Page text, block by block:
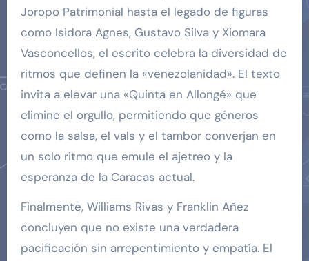
Joropo Patrimonial hasta el legado de figuras
como Isidora Agnes, Gustavo Silva y Xiomara
Vasconcellos, el escrito celebra la diversidad de
ritmos que definen la «venezolanidad». El texto
invita a elevar una «Quinta en Allongé» que
elimine el orgullo, permitiendo que géneros
como la salsa, el vals y el tambor converjan en
un solo ritmo que emule el ajetreo y la
esperanza de la Caracas actual.
Finalmente, Williams Rivas y Franklin Añez
concluyen que no existe una verdadera
pacificación sin arrepentimiento y empatía. El